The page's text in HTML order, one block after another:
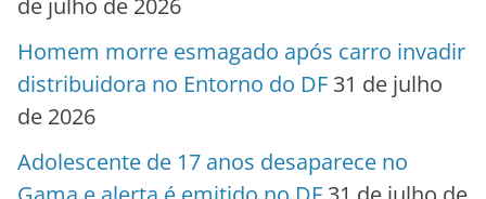
de julho de 2026
Homem morre esmagado após carro invadir
distribuidora no Entorno do DF 31 de julho
de 2026
Adolescente de 17 anos desaparece no